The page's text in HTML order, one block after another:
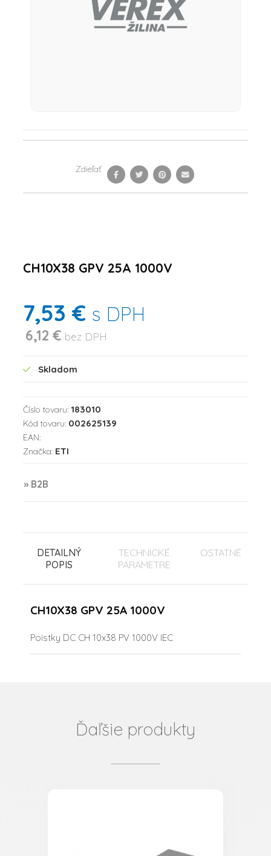
Zdieľať
CH10X38 GPV 25A 1000V
7,53 € s DPH
6,12 € bez DPH
Skladom
Číslo tovaru: 183010
Kód tovaru: 002625139
EAN:
Značka: ETI
» B2B
DETAILNÝ
POPIS
TECHNICKÉ
PARAMETRE
OSTATNÉ
CH10X38 GPV 25A 1000V
Poistky DC CH 10x38 PV 1000V IEC
Ďaľšie produkty